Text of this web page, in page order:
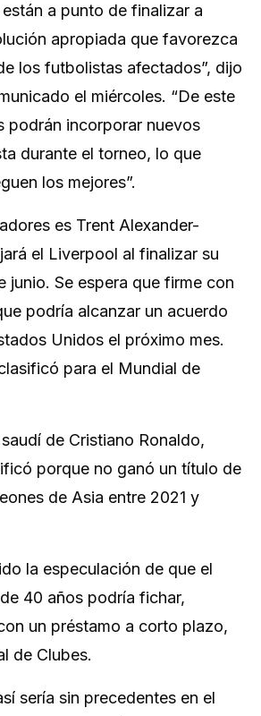
a punto de finalizar a
apropiada que favorezca
los futbolistas afectados”, dijo
el miércoles. “De este
podrán incorporar nuevos
durante el torneo, lo que
los mejores”.
es Trent Alexander-
el Liverpool al finalizar su
junio. Se espera que firme con
podría alcanzar un acuerdo
Unidos el próximo mes.
para el Mundial de
de Cristiano Ronaldo,
porque no ganó un título de
de Asia entre 2021 y
la especulación de que el
40 años podría fichar,
un préstamo a corto plazo,
de Clubes.
sería sin precedentes en el